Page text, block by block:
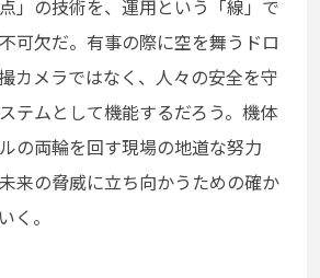
」の技術を、運用という「線」で
可欠だ。有事の際に空を舞うドロ
カメラではなく、人々の安全を守
テムとして機能するだろう。機体
の両輪を回す現場の地道な努力
来の脅威に立ち向かうための確か
く。